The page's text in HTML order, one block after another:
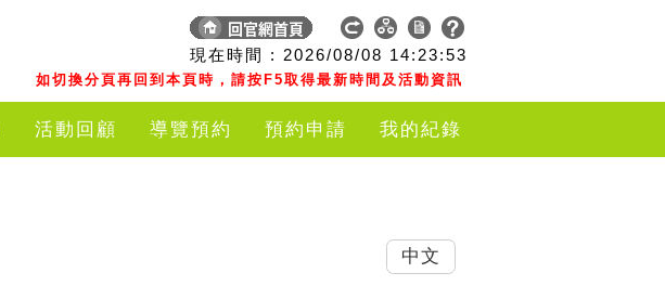
現在時間 : 2026/08/08 14:23:53
如切換分頁再回到本頁時，請按F5取得最新時間及活動資訊
活動回顧 導覽預約 預約申請 我的紀錄